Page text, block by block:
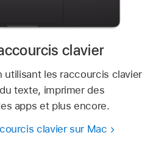
clavier
utilisant les raccourcis clavier
texte, imprimer des
apps et plus encore.
clavier sur Mac